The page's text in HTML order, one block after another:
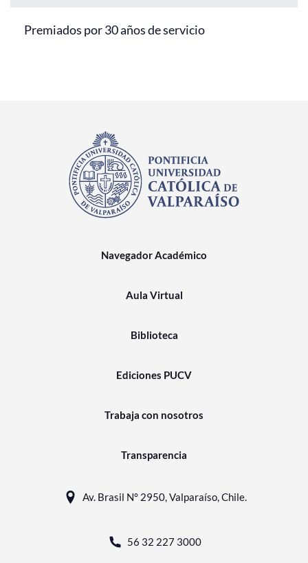
Premiados por 30 años de servicio
Navegador Académico
Aula Virtual
Biblioteca
Ediciones PUCV
Trabaja con nosotros
Transparencia
Av. Brasil N° 2950, Valparaíso, Chile.
56 32 227 3000